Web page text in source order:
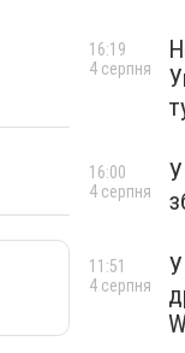
16:19
4 серпня
16:00
4 серпня
11:51
4 серпня